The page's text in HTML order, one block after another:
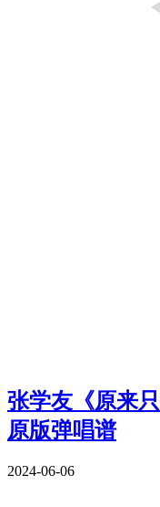
张学友《原来
原版弹唱谱
2024-06-06